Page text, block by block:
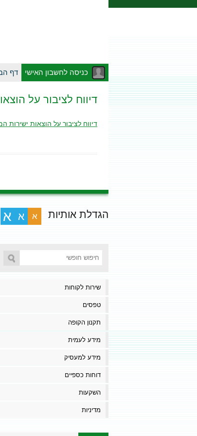
כניסה לחשבון האישי דף
דיווח לציבור על
דיווח לציבור על הוצאות ישירות
הגדלת אותיות א א א
שירות לקוחות
טפסים
תקנון הקופה
מידע לעמית
מידע למעסיק
דוחות כספיים
השקעות
מדיניות